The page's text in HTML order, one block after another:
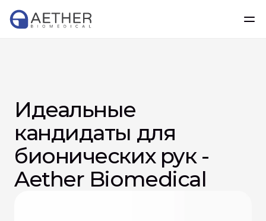
Идеальные
кандидаты для
бионических рук -
Aether Biomedical